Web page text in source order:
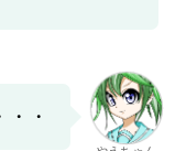
・